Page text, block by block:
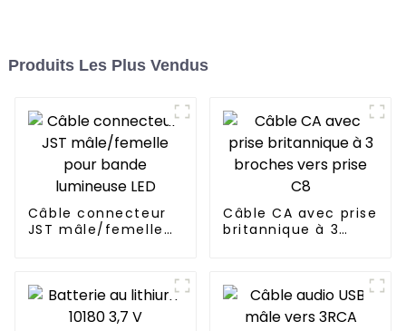
Produits Les Plus Vendus
Câble connecteur
JST mâle/femelle
Câble CA avec prise
britannique à 3